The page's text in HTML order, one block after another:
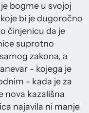
bogme u svojoj
bi je dugoročno
činjenicu da je
suprotno
zakona, a
- kojega je
- kada je za
nova kazališna
najavila ni manje